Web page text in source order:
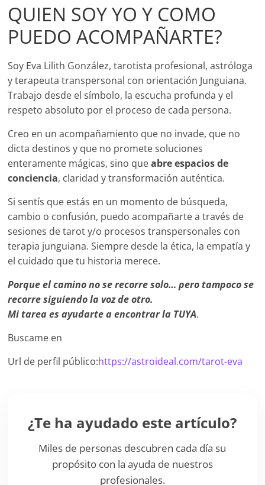
QUIEN SOY YO Y COMO
PUEDO ACOMPAÑARTE?
Soy Eva Lilith González, tarotista profesional, astróloga
y terapeuta transpersonal con orientación Junguiana.
Trabajo desde el símbolo, la escucha profunda y el
respeto absoluto por el proceso de cada persona.
Creo en un acompañamiento que no invade, que no
dicta destinos y que no promete soluciones
enteramente mágicas, sino queabre espacios de
conciencia, claridad y transformación auténtica.
Si sentís que estás en un momento de búsqueda,
cambio o confusión, puedo acompañarte a través de
sesiones de tarot y/o procesos transpersonales con
terapia junguiana. Siempre desde la ética, la empatía y
el cuidado que tu historia merece.
Porque el camino no se recorre solo… pero tampoco se
recorre siguiendo la voz de otro.
Mi tarea es ayudarte a encontrar la TUYA.
Buscame en
Url de perfil público:https://astroideal.com/tarot-eva
¿Te ha ayudado este artículo?
Miles de personas descubren cada día su
propósito con la ayuda de nuestros
profesionales.